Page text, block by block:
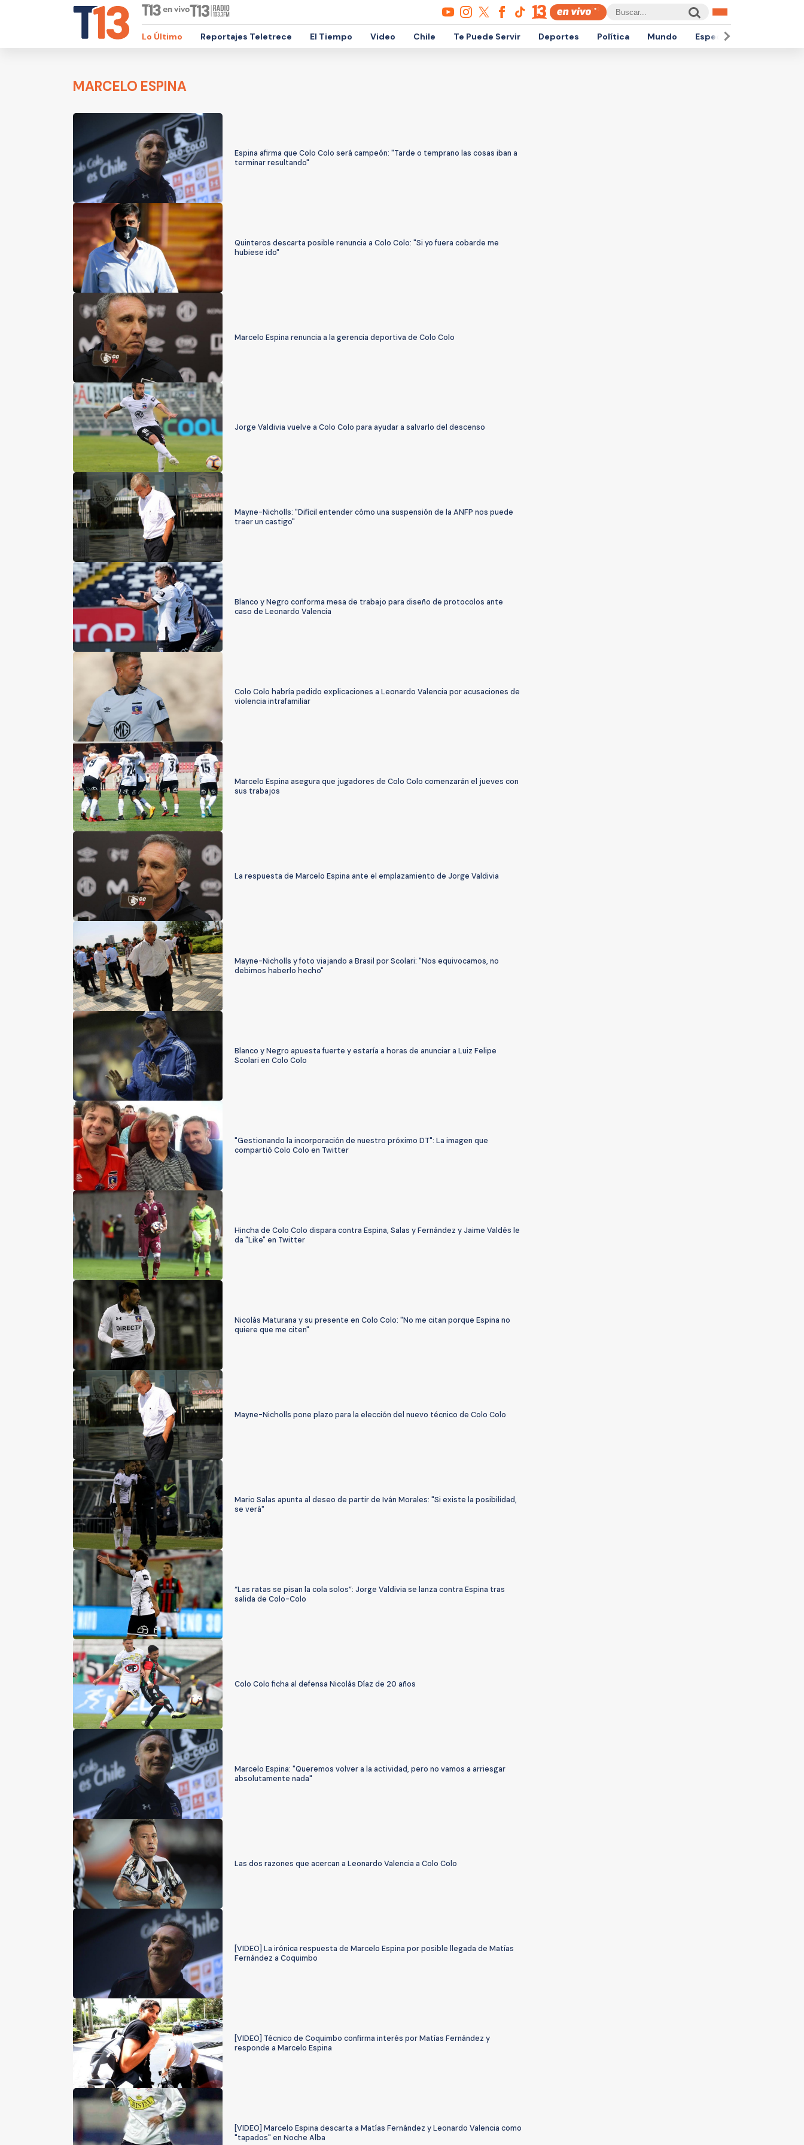
Lo Último Reportajes Teletrece El Tiempo Video Chile Te Puede Servir Deportes Política Mundo Espectáculos
MARCELO ESPINA
Espina afirma que Colo Colo será campeón: "Tarde o temprano las cosas iban a
terminar resultando"
Quinteros descarta posible renuncia a Colo Colo: "Si yo fuera cobarde me
hubiese ido"
Marcelo Espina renuncia a la gerencia deportiva de Colo Colo
Jorge Valdivia vuelve a Colo Colo para ayudar a salvarlo del descenso
Mayne-Nicholls: "Difícil entender cómo una suspensión de la ANFP nos puede
traer un castigo"
Blanco y Negro conforma mesa de trabajo para diseño de protocolos ante
caso de Leonardo Valencia
Colo Colo habría pedido explicaciones a Leonardo Valencia por acusaciones de
violencia intrafamiliar
Marcelo Espina asegura que jugadores de Colo Colo comenzarán el jueves con
sus trabajos
La respuesta de Marcelo Espina ante el emplazamiento de Jorge Valdivia
Mayne-Nicholls y foto viajando a Brasil por Scolari: "Nos equivocamos, no
debimos haberlo hecho"
Blanco y Negro apuesta fuerte y estaría a horas de anunciar a Luiz Felipe
Scolari en Colo Colo
"Gestionando la incorporación de nuestro próximo DT": La imagen que
compartió Colo Colo en Twitter
Hincha de Colo Colo dispara contra Espina, Salas y Fernández y Jaime Valdés le
da "Like" en Twitter
Nicolás Maturana y su presente en Colo Colo: "No me citan porque Espina no
quiere que me citen"
Mayne-Nicholls pone plazo para la elección del nuevo técnico de Colo Colo
Mario Salas apunta al deseo de partir de Iván Morales: "Si existe la posibilidad,
se verá"
“Las ratas se pisan la cola solos”: Jorge Valdivia se lanza contra Espina tras
salida de Colo-Colo
Colo Colo ficha al defensa Nicolás Díaz de 20 años
Marcelo Espina: "Queremos volver a la actividad, pero no vamos a arriesgar
absolutamente nada"
Las dos razones que acercan a Leonardo Valencia a Colo Colo
[VIDEO] La irónica respuesta de Marcelo Espina por posible llegada de Matías
Fernández a Coquimbo
[VIDEO] Técnico de Coquimbo confirma interés por Matías Fernández y
responde a Marcelo Espina
[VIDEO] Marcelo Espina descarta a Matías Fernández y Leonardo Valencia como
"tapados" en Noche Alba